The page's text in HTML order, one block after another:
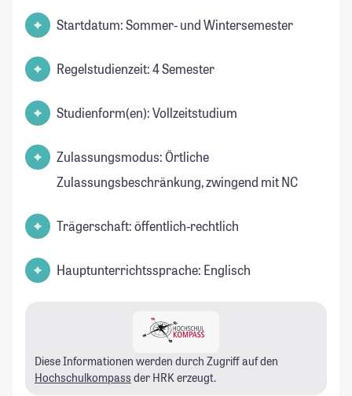
Startdatum: Sommer- und Wintersemester
Regelstudienzeit: 4 Semester
Studienform(en): Vollzeitstudium
Zulassungsmodus: Örtliche
Zulassungsbeschränkung, zwingend mit NC
Trägerschaft: öffentlich-rechtlich
Hauptunterrichtssprache: Englisch
Diese Informationen werden durch Zugriff auf den
Hochschulkompass der HRK erzeugt.